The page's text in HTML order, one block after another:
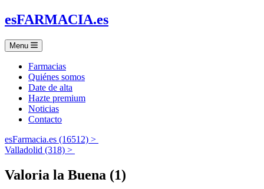
esFARMACIA.es
Menu
Farmacias
Quiénes somos
Date de alta
Hazte premium
Noticias
Contacto
esFarmacia.es (16512) >
Valladolid (318) >
Valoria la Buena (1)